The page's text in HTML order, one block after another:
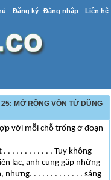
Đăng ký Đăng nhập Liên hệ
MỞ RỘNG VỐN TỪ DŨNG
với mỗi chỗ trống ở đoạn
. . . . . . . . . . . Tuy không
lạc, anh cũng gặp những
nhưng. . . . . . . . . . . . . sáng